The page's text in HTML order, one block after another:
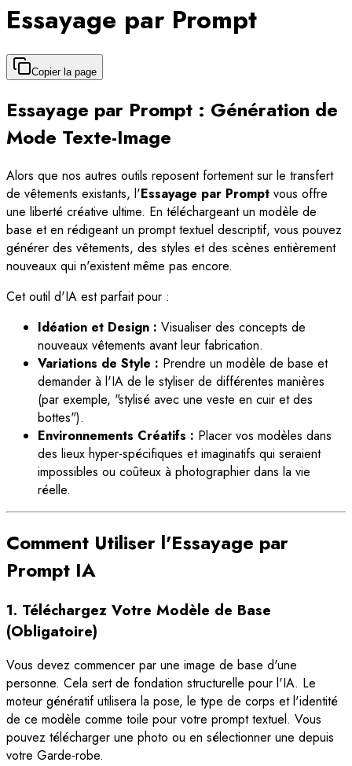
Essayage par Prompt
Copier la page
Essayage par Prompt : Génération de
Mode Texte-Image
Alors que nos autres outils reposent fortement sur le transfert
de vêtements existants, l'Essayage par Prompt vous offre
une liberté créative ultime. En téléchargeant un modèle de
base et en rédigeant un prompt textuel descriptif, vous pouvez
générer des vêtements, des styles et des scènes entièrement
nouveaux qui n'existent même pas encore.
Cet outil d'IA est parfait pour :
Idéation et Design : Visualiser des concepts de
nouveaux vêtements avant leur fabrication.
Variations de Style : Prendre un modèle de base et
demander à l'IA de le styliser de différentes manières
(par exemple, "stylisé avec une veste en cuir et des
bottes").
Environnements Créatifs : Placer vos modèles dans
des lieux hyper-spécifiques et imaginatifs qui seraient
impossibles ou coûteux à photographier dans la vie
réelle.
Comment Utiliser l'Essayage par
Prompt IA
1. Téléchargez Votre Modèle de Base
(Obligatoire)
Vous devez commencer par une image de base d'une
personne. Cela sert de fondation structurelle pour l'IA. Le
moteur génératif utilisera la pose, le type de corps et l'identité
de ce modèle comme toile pour votre prompt textuel. Vous
pouvez télécharger une photo ou en sélectionner une depuis
votre Garde-robe.